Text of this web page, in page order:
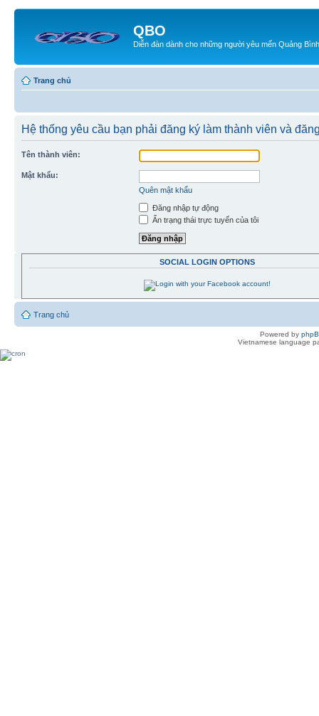
QBO
Diễn đàn dành cho những người yêu mến Quảng Bình
Trang chủ
Hệ thống yêu cầu bạn phải đăng ký làm thành viên và
Tên thành viên:
Mật khẩu:
Quên mật khẩu
Đăng nhập tự động
Ẩn trạng thái trực tuyến của tôi
SOCIAL LOGIN OPTIONS
Trang chủ
Powered by
Vietnamese language